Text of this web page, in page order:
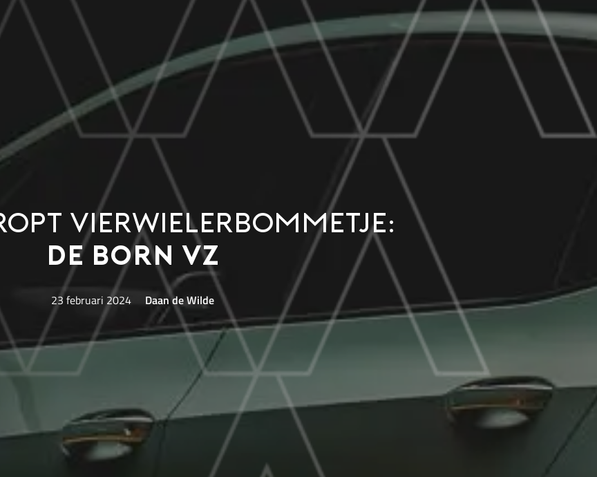
vierwielerbommetje:
de Born VZ
23 februari 2024 Daan de Wilde